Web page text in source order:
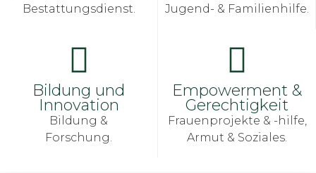
Bestattungsdienst.
Jugend- & Familienhilfe.
Bildung und
Innovation
Bildung &
Forschung.
Empowerment &
Gerechtigkeit
Frauenprojekte & -hilfe,
Armut & Soziales.